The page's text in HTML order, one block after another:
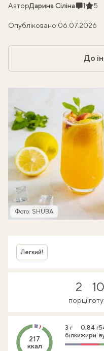
АвторДарина Сіліна 1 5
Опубліковано:06.07.2026
До
Фото: SHUBA
Легкий!
2
порції
217
ккал
3 г
білки
0.84 г
жири